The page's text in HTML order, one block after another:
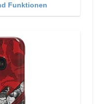
Funktionen